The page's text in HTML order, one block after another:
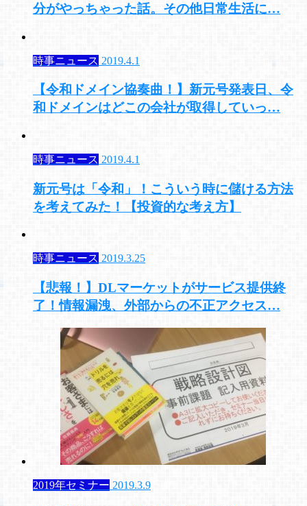
分がやっちゃった話。その他日常生活に…
時事ニュース 2019.4.1
【令和ドメイン協奏曲！】新元号発表日、令
和ドメインはどこの会社が取得していっ…
時事ニュース 2019.4.1
新元号は「令和」！こういう時に儲ける方法
を考えてみた！【投資的な考え方】
時事ニュース 2019.3.25
【悲報！】DLマーケットがサービス提供終
了！情報漏洩、外部からの不正アクセス…
2019年セミナー 2019.3.9